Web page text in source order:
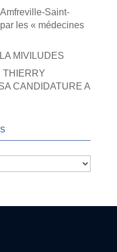
Saint-
les « médecines
MIVILUDES
THIERRY
CANDIDATURE A